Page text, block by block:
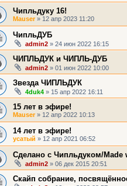
Чипльдуку 16!
Mauser » 12 апр 2023 11:20
ЧипльДУБ
admin2 » 24 июн 2022 16:15
ЧИПЛЬДУК и ЧИПЛЬ-ДУБ
admin2 » 01 июн 2022 10:00
Звезда ЧИПЛЬДУК
4duk4 » 15 апр 2022 16:11
15 лет в эфире!
Mauser » 12 апр 2022 10:13
14 лет в эфире!
усатый » 12 апр 2021 06:52
Сделано с Чипльдуком/Made
admin2 » 06 дек 2015 20:51
Скайп собрание,